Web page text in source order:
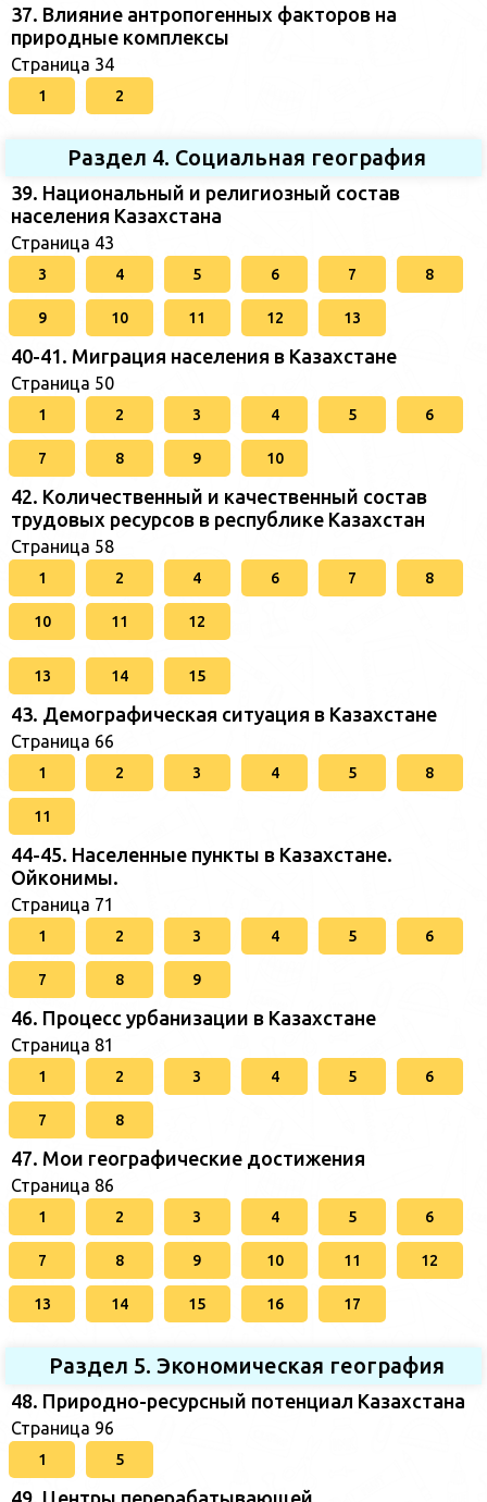
37. Влияние антропогенных факторов на
природные комплексы
Страница 34
1 2
Раздел 4. Социальная география
39. Национальный и религиозный состав
населения Казахстана
Страница 43
3 4 5 6 7 8
9 10 11 12 13
40-41. Миграция населения в Казахстане
Страница 50
1 2 3 4 5 6
7 8 9 10
42. Количественный и качественный состав
трудовых ресурсов в республике Казахстан
Страница 58
1 2 4 6 7 8
10 11 12
13 14 15
43. Демографическая ситуация в Казахстане
Страница 66
1 2 3 4 5 8
11
44-45. Населенные пункты в Казахстане.
Ойконимы.
Страница 71
1 2 3 4 5 6
7 8 9
46. Процесс урбанизации в Казахстане
Страница 81
1 2 3 4 5 6
7 8
47. Мои географические достижения
Страница 86
1 2 3 4 5 6
7 8 9 10 11 12
13 14 15 16 17
Раздел 5. Экономическая география
48. Природно-ресурсный потенциал Казахстана
Страница 96
1 5